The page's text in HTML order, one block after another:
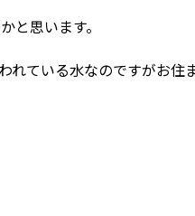
と思います。
ている水なのですがお住